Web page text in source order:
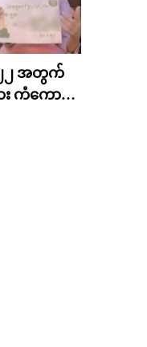
၂၂ အတွက်
ကံကောင်း
း